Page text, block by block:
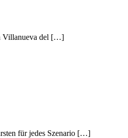
Villanueva del […]
für jedes Szenario […]